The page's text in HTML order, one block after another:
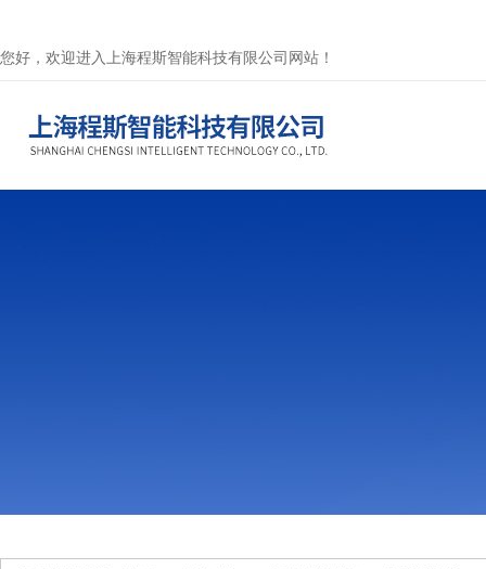
您好，欢迎进入上海程斯智能科技有限公司网站！